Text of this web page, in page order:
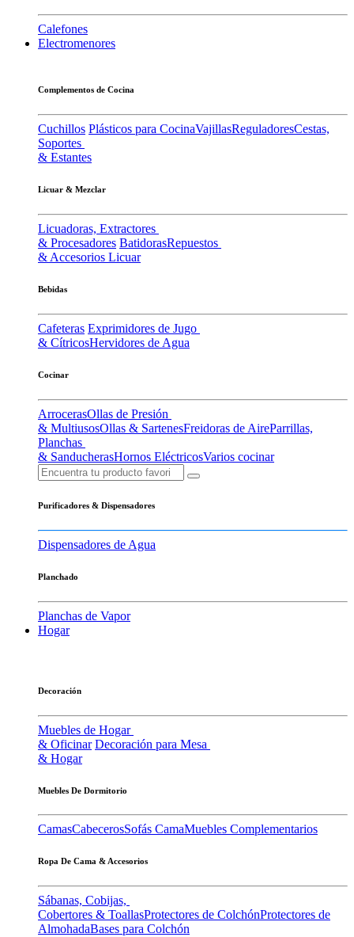
Calefones
Electromenores
Complementos de Cocina
Cuchillos Plásticos para CocinaVajillasReguladoresCestas,
Soportes
& Estantes
Licuar & Mezclar
Licuadoras, Extractores
& Procesadores BatidorasRepuestos
& Accesorios Licuar
Bebidas
Cafeteras Exprimidores de Jugo
& CítricosHervidores de Agua
Cocinar
ArrocerasOllas de Presión
& MultiusosOllas & SartenesFreidoras de AireParrillas,
Planchas
& SanducherasHornos EléctricosVarios cocinar
Purificadores & Dispensadores
Dispensadores de Agua
Planchado
Planchas de Vapor
Hogar
Decoración
Muebles de Hogar
& Oficinar Decoración para Mesa
& Hogar
Muebles De Dormitorio
CamasCabecerosSofás CamaMuebles Complementarios
Ropa De Cama & Accesorios
Sábanas, Cobijas,
Cobertores & ToallasProtectores de ColchónProtectores de
AlmohadaBases para Colchón